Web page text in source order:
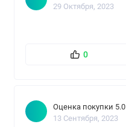
29 Октября, 2023
0
Оценка покупки 5.0
13 Сентября, 2023